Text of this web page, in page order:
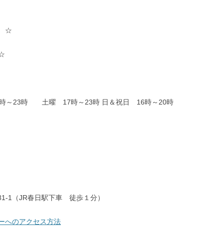
時～23時 土曜 17時～23時 日＆祝日 16時～20時
1（JR春日駅下車 徒歩１分）
のアクセス方法